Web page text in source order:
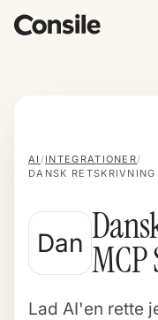
AI /INTEGRATIONER/
DANSK
Dan MCP
Lad AI'en rette